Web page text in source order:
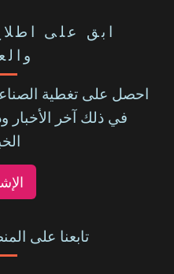
ابق على
احصل على تغطية
في ذلك آخر الأخبار
تابعنا على